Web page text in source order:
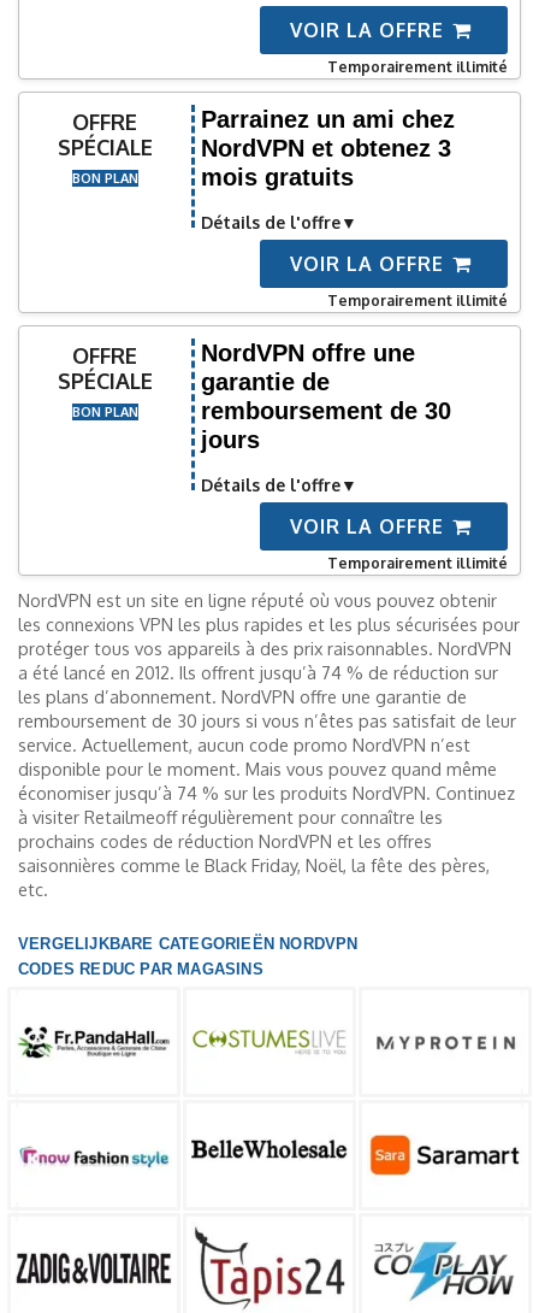
VOIR LA OFFRE
Temporairement illimité
OFFRE
SPÉCIALE
BON PLAN
Parrainez un ami chez
NordVPN et obtenez 3
mois gratuits
Détails de l'offre
VOIR LA OFFRE
Temporairement illimité
OFFRE
SPÉCIALE
BON PLAN
NordVPN offre une
garantie de
remboursement de 30
jours
Détails de l'offre
VOIR LA OFFRE
Temporairement illimité
NordVPN est un site en ligne réputé où vous pouvez obtenir
les connexions VPN les plus rapides et les plus sécurisées pour
protéger tous vos appareils à des prix raisonnables. NordVPN
a été lancé en 2012. Ils offrent jusqu’à 74 % de réduction sur
les plans d’abonnement. NordVPN offre une garantie de
remboursement de 30 jours si vous n’êtes pas satisfait de leur
service. Actuellement, aucun code promo NordVPN n’est
disponible pour le moment. Mais vous pouvez quand même
économiser jusqu’à 74 % sur les produits NordVPN. Continuez
à visiter Retailmeoff régulièrement pour connaître les
prochains codes de réduction NordVPN et les offres
saisonnières comme le Black Friday, Noël, la fête des pères,
etc.
VERGELIJKBARE CATEGORIEËN NORDVPN
CODES REDUC PAR MAGASINS